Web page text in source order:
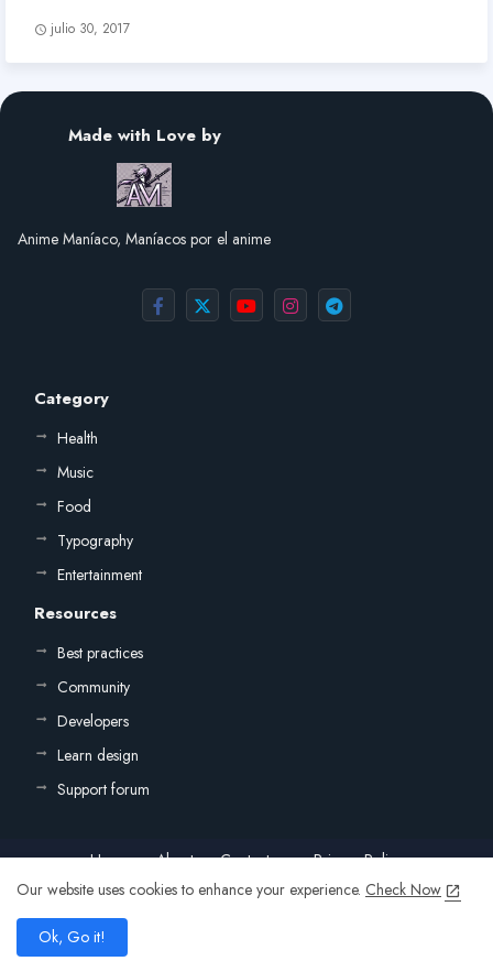
julio 30, 2017
Made with Love by
Anime Maníaco, Maníacos por el anime
Category
Health
Music
Food
Typography
Entertainment
Resources
Best practices
Community
Developers
Learn design
Support forum
Home About Contact us
Privacy Policy
All Right Reserved Copyright ©
Our website uses cookies to enhance your experience. Check Now
Ok, Go it!
home